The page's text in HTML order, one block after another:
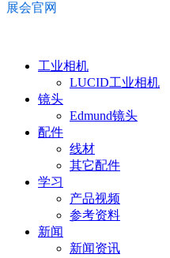
展会官网
工业相机
LUCID工业相机
镜头
Edmund镜头
配件
线材
其它配件
学习
产品视频
参考资料
新闻
新闻资讯